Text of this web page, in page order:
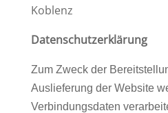
Koblenz
Datenschutzerklärung
Zum Zweck der
Auslieferung der Website
Verbindungsdaten